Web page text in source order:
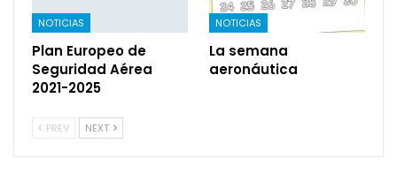
NOTICIAS
Plan Europeo de
Seguridad Aérea
2021-2025
NOTICIAS
La semana
aeronáutica
PREV NEXT